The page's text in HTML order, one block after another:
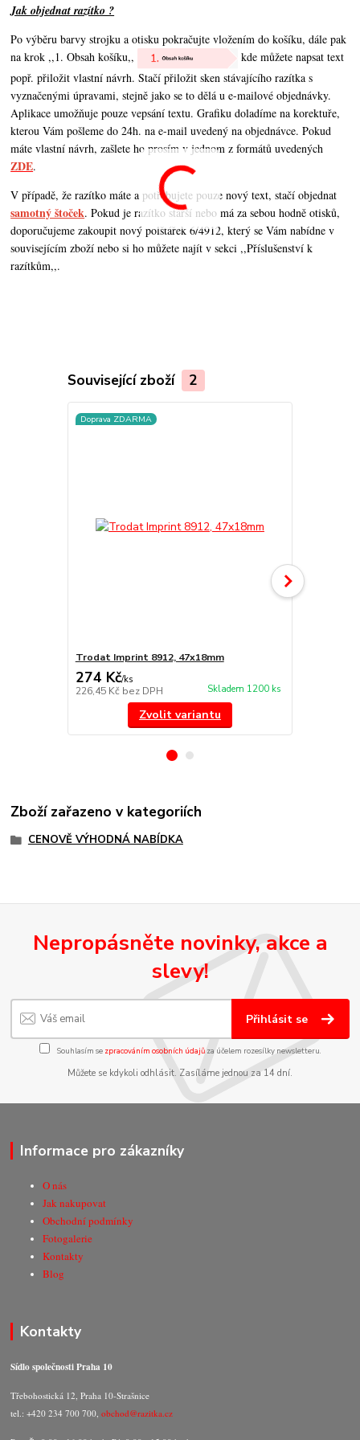
Jak objednat razítko ?
Po výběru barvy strojku a otisku pokračujte vložením do košíku, dále pak
na krok ,,1. Obsah košíku,,
kde můžete napsat text
popř. přiložit vlastní návrh. Stačí přiložit sken stávajícího razítka s
vyznačenými úpravami, stejně jako se to dělá u e-mailové objednávky.
Aplikace umožňuje pouze vepsání textu. Grafiku doladíme na korektuře,
kterou Vám pošleme do 24h. na e-mail uvedený na objednávce. Pokud
máte vlastní návrh,zašlete ho prosím v jednom z formátů uvedených
ZDE.
V případě, že razítko máte a potřebujete pouze nový text, stačí objednat
samotný štoček. Pokud je razítko starší nebo má za sebou hodně otisků,
doporučujeme zakoupit nový polštářek 6/4912, který se Vám nabídne v
souvisejícím zboží nebo si ho můžete najít v sekci ,,Příslušenství k
razítkům,,.
Související zboží 2
Doprava ZDARMA
Trodat Imprint 8912, 47x18mm
274 Kč/ks
226,45 Kč bez DPH Skladem 1200 ks
Zvolit variantu
Zboží zařazeno v kategoriích
CENOVĚ VÝHODNÁ NABÍDKA
Nepropásněte novinky, akce a
slevy!
Přihlásit se
Souhlasím se zpracováním osobních údajůza účelem rozesílky newsletteru.
Můžete se kdykoli odhlásit. Zasíláme jednou za 14 dní.
Informace pro zákazníky
O nás
Jak nakupovat
Obchodní podmínky
Fotogalerie
Kontakty
Blog
Kontakty
Sídlo společnosti Praha 10
Třebohostická 12, Praha 10-Strašnice
tel.: +420 234 700 700,obchod@razitka.cz